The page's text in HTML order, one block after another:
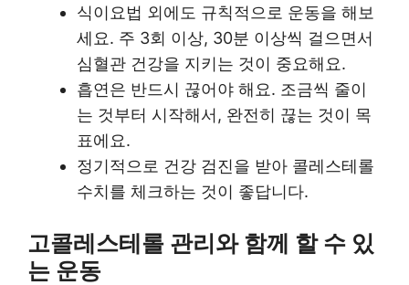
식이요법 외에도 규칙적으로 운동을 해보
세요. 주 3회 이상, 30분 이상씩 걸으면서
심혈관 건강을 지키는 것이 중요해요.
흡연은 반드시 끊어야 해요. 조금씩 줄이
는 것부터 시작해서, 완전히 끊는 것이 목
표에요.
정기적으로 건강 검진을 받아 콜레스테롤
수치를 체크하는 것이 좋답니다.
고콜레스테롤 관리와 함께 할 수 있
는 운동